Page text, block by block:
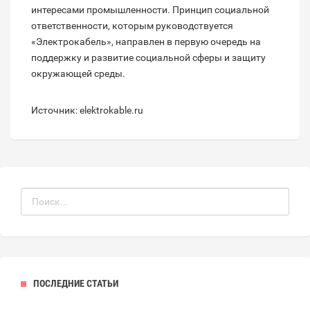
интересами промышленности. Принцип социальной
ответственности, которым руководствуется
«Электрокабель», направлен в первую очередь на
поддержку и развитие социальной сферы и защиту
окружающей среды.
Источник: elektrokable.ru
ПОСЛЕДНИЕ СТАТЬИ